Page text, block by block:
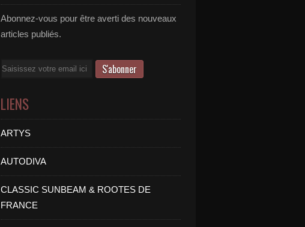
Abonnez-vous pour être averti des nouveaux
articles publiés.
Email
LIENS
ARTYS
AUTODIVA
CLASSIC SUNBEAM & ROOTES DE
FRANCE